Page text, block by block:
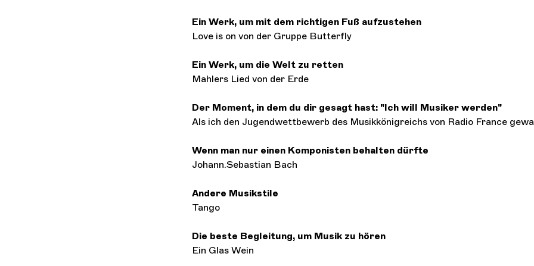
Ein Werk, um mit dem richtigen Fuß aufzustehen
Love is on von der Gruppe Butterfly
Ein Werk, um die Welt zu retten
Mahlers Lied von der Erde
Der Moment, in dem du dir gesagt hast: "Ich will Musiker werden"
Als ich den Jugendwettbewerb des Musikkönigreichs von Radio France
Wenn man nur einen Komponisten behalten dürfte
Johann.Sebastian Bach
Andere Musikstile
Tango
Die beste Begleitung, um Musik zu hören
Ein Glas Wein